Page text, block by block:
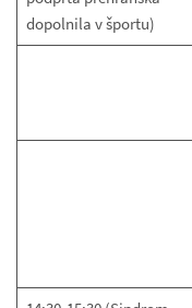
dopolnila v športu)